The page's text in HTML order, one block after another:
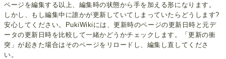
ページを編集する以上、編集時の状態から手を加える形になります。
しかし、もし編集中に誰かが更新していてしまっていたらどうします?
安心してください。PukiWikiには、更新時のページの更新日時と元デ
ータの更新日時を比較して一緒かどうかチェックします。「更新の衝
突」が起きた場合はそのページをリロードし、編集し直してくださ
い。